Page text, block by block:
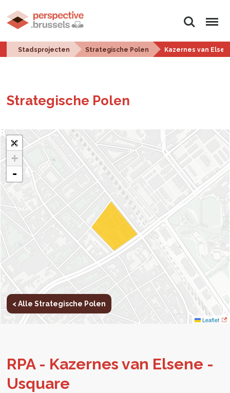
Zoeken Menu
Stadsprojecten Strategische Polen Kazernes van
Stra­te­gi­sche Polen
+
-
Leaflet
< Alle Strategische Polen
RPA - Ka­zer­nes van El­s­e­ne -
Usqua­re